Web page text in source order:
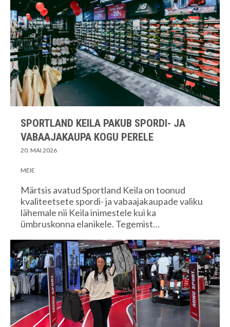
SPORTLAND KEILA PAKUB SPORDI- JA
VABAAJAKAUPA KOGU PERELE
20. MAI 2026
MEIE
Märtsis avatud Sportland Keila on toonud
kvaliteetsete spordi- ja vabaajakaupade valiku
lähemale nii Keila inimestele kui ka
ümbruskonna elanikele. Tegemist…